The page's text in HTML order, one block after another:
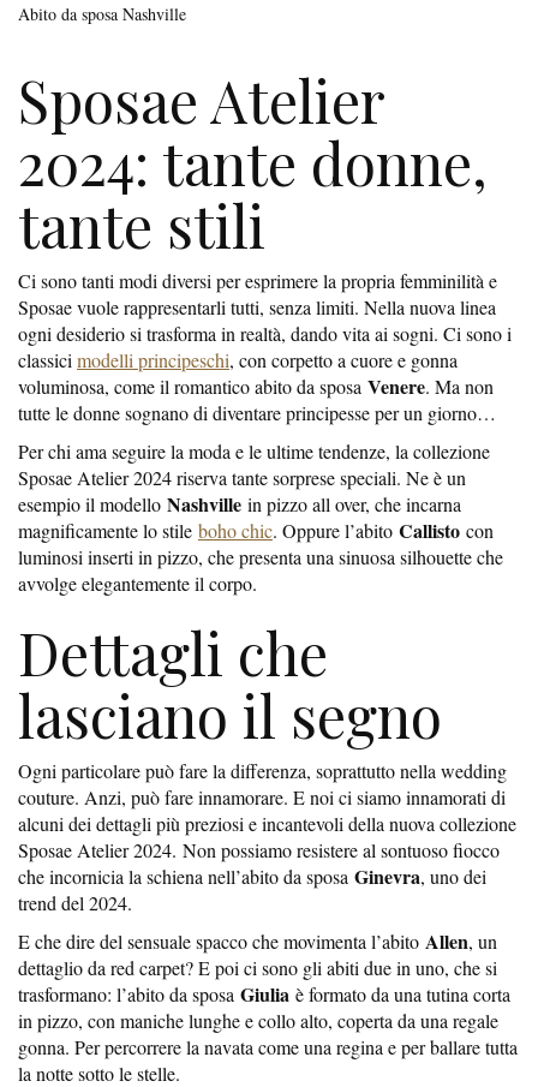
Abito da sposa Nashville
Sposae Atelier
2024: tante donne,
tante stili
Ci sono tanti modi diversi per esprimere la propria femminilità e
Sposae vuole rappresentarli tutti, senza limiti. Nella nuova linea
ogni desiderio si trasforma in realtà, dando vita ai sogni. Ci sono i
classici modelli principeschi, con corpetto a cuore e gonna
voluminosa, come il romantico abito da sposa Venere. Ma non
tutte le donne sognano di diventare principesse per un giorno…
Per chi ama seguire la moda e le ultime tendenze, la collezione
Sposae Atelier 2024 riserva tante sorprese speciali. Ne è un
esempio il modello Nashville in pizzo all over, che incarna
magnificamente lo stile boho chic. Oppure l’abito Callisto con
luminosi inserti in pizzo, che presenta una sinuosa silhouette che
avvolge elegantemente il corpo.
Dettagli che
lasciano il segno
Ogni particolare può fare la differenza, soprattutto nella wedding
couture. Anzi, può fare innamorare. E noi ci siamo innamorati di
alcuni dei dettagli più preziosi e incantevoli della nuova collezione
Sposae Atelier 2024. Non possiamo resistere al sontuoso fiocco
che incornicia la schiena nell’abito da sposa Ginevra, uno dei
trend del 2024.
E che dire del sensuale spacco che movimenta l’abito Allen, un
dettaglio da red carpet? E poi ci sono gli abiti due in uno, che si
trasformano: l’abito da sposa Giulia è formato da una tutina corta
in pizzo, con maniche lunghe e collo alto, coperta da una regale
gonna. Per percorrere la navata come una regina e per ballare tutta
la notte sotto le stelle.